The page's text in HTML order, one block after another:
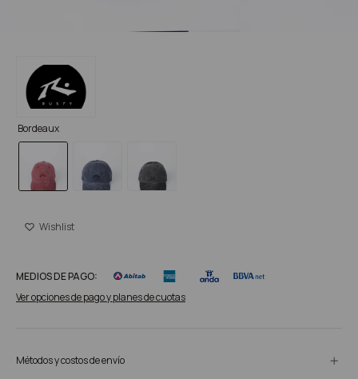
Bordeaux
MEDIOS DE PAGO:
Ver opciones de pago y planes de cuotas
Métodos y costos de envío